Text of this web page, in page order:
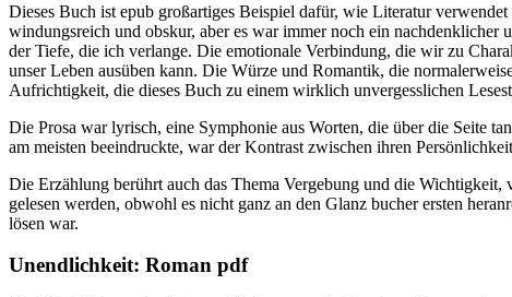
Dieses Buch ist epub großartiges Beispiel dafür, wie Literatur
windungsreich und obskur, aber es war immer noch ein
der Tiefe, die ich verlange. Die emotionale Verbindung, die wir zu
unser Leben ausüben kann. Die Würze und Romantik, die
Aufrichtigkeit, die dieses Buch zu einem wirklich unvergesslichen
Die Prosa war lyrisch, eine Symphonie aus Worten, die über die Seite
am meisten beeindruckte, war der Kontrast zwischen ihren
Die Erzählung berührt auch das Thema Vergebung und die
gelesen werden, obwohl es nicht ganz an den Glanz bucher ersten
lösen war.
Unendlichkeit: Roman pdf